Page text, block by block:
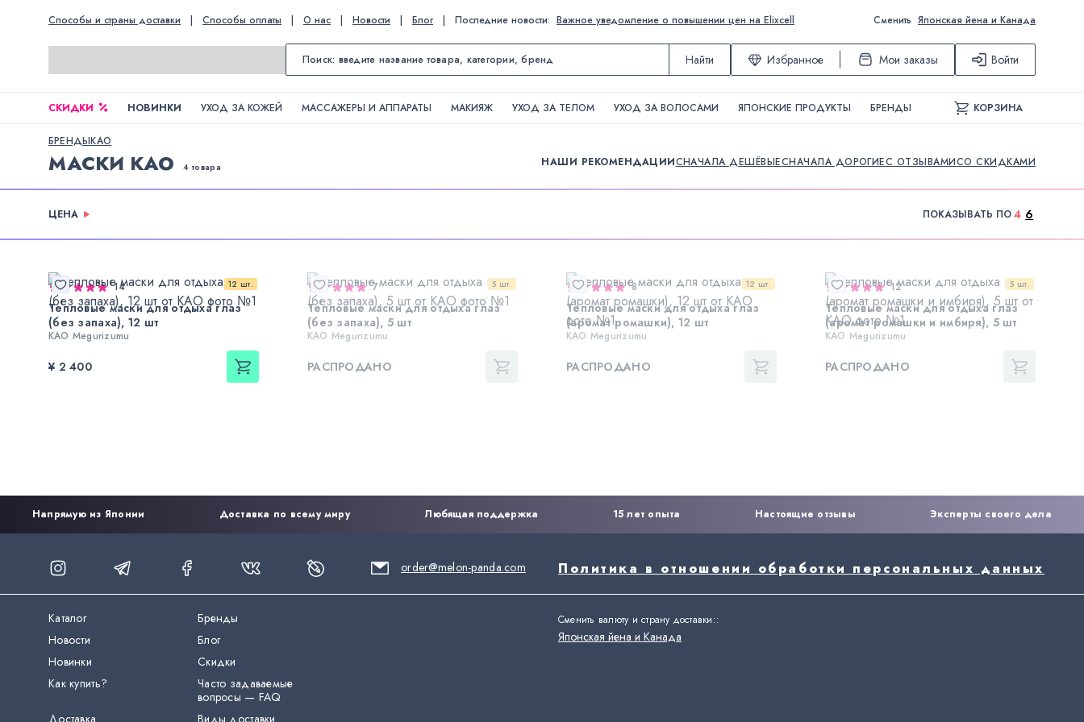
Способы и страны доставки | Способы оплаты | О нас | Новости | Блог | Последние новости: Важное уведомление о повышении цен на Elixcell Сменить Японская йена и Канада
Найти Избранное Мои заказы Войти
СКИДКИ НОВИНКИ УХОД ЗА КОЖЕЙ МАССАЖЕРЫ И АППАРАТЫ МАКИЯЖ УХОД ЗА ТЕЛОМ УХОД ЗА ВОЛОСАМИ ЯПОНСКИЕ ПРОДУКТЫ БРЕНДЫ КОРЗИНА
БРЕНДЫKAO
МАСКИ KAO 4 товара НАШИ РЕКОМЕНДАЦИИСНАЧАЛА ДЕШЁВЫЕСНАЧАЛА ДОРОГИЕС ОТЗЫВАМИСО СКИДКАМИ
ЦЕНА ПОКАЗЫВАТЬ ПО4 6
12 шт.
14
Тепловые маски для отдыха глаз
(без запаха), 12 шт
KAO Megurizumu
¥ 2 400
5 шт.
7
Тепловые маски для отдыха глаз
(без запаха), 5 шт
KAO Megurizumu
РАСПРОДАНО
12 шт.
8
Тепловые маски для отдыха глаз
(аромат ромашки), 12 шт
KAO Megurizumu
РАСПРОДАНО
5 шт.
12
Тепловые маски для отдыха глаз
(аромат ромашки и имбиря), 5 шт
KAO Megurizumu
РАСПРОДАНО
Напрямую из Японии Доставка по всему миру Любящая поддержка 15 лет опыта Настоящие отзывы Эксперты своего дела
order@melon-panda.com Политика в отношении обработки персональных данных
Каталог
Бренды
Новости
Блог
Новинки
Скидки
Как купить?
Часто задаваемые
вопросы — FAQ
Доставка
Виды доставки
Сменить валюту и страну доставки::
Японская йена и Канада